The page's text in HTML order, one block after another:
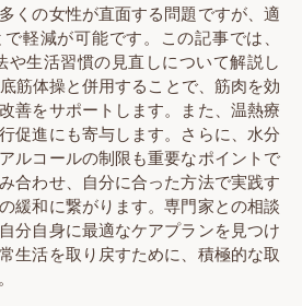
くの女性が直面する問題ですが、適
軽減が可能です。この記事では、
や生活習慣の見直しについて解説し
筋体操と併用することで、筋肉を効
善をサポートします。また、温熱療
促進にも寄与します。さらに、水分
ルコールの制限も重要なポイントで
合わせ、自分に合った方法で実践す
緩和に繋がります。専門家との相談
分自身に最適なケアプランを見つけ
生活を取り戻すために、積極的な取